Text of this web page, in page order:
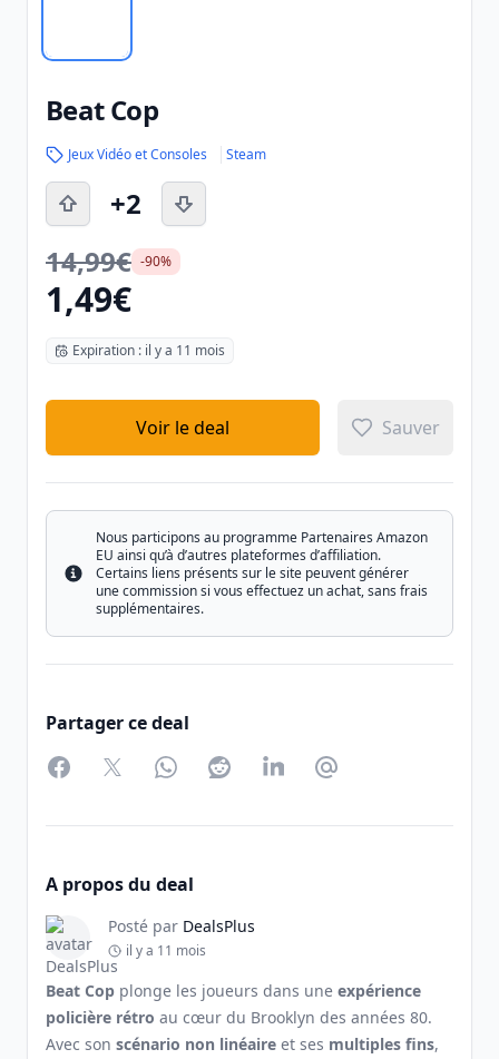
Beat Cop
Jeux Vidéo et Consoles Steam
+2
14,99€ -90%
1,49€
Expiration : il y a 11 mois
Voir le deal Sauver
Info
Nous participons au programme Partenaires Amazon
EU ainsi qu’à d’autres plateformes d’affiliation.
Certains liens présents sur le site peuvent générer
une commission si vous effectuez un achat, sans frais
supplémentaires.
Partager ce deal
FacebookTwitterWhatsAppRedditLinkedInPartager par Email
A propos du deal
Posté par DealsPlus
il y a 11 mois
Beat Cop plonge les joueurs dans une expérience
policière rétro au cœur du Brooklyn des années 80.
Avec son scénario non linéaire et ses multiples fins,